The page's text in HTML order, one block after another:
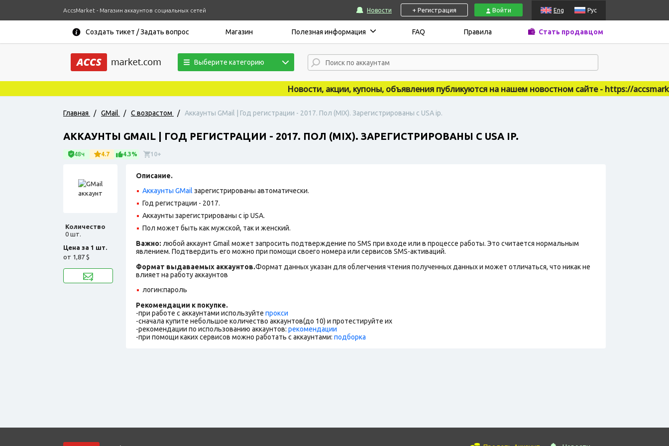
AccsMarket - Магазин аккаунтов социальных сетей Новости + Регистрация Войти Eng Рус
Создать тикет / Задать вопрос Магазин Полезная информация FAQ Правила Стать продавцом
Выберите категорию
Новости, акции, купоны, объявления публикуются на нашем новостном сайте - https://
Главная / GMail / С возрастом / Аккаунты GMail | Год регистрации - 2017. Пол (MIX). Зарегистрированы с USA ip.
АККАУНТЫ GMAIL | ГОД РЕГИСТРАЦИИ - 2017. ПОЛ (MIX). ЗАРЕГИСТРИРОВАНЫ С USA IP.
48ч 4.7 4.3% 10+
Количество
0 шт.
Цена за 1 шт.
от 1,87 $
Описание.
Аккаунты GMail зарегистрированы автоматически.
Год регистрации - 2017.
Аккаунты зарегистрированы с ip USA.
Пол может быть как мужской, так и женский.
Важно: любой аккаунт Gmail может запросить подтверждение по SMS при входе или в процессе работы. Это считается нормальным
явлением. Подтвердить его можно при помощи своего номера или сервисов SMS-активаций.
Формат выдаваемых аккаунтов.Формат данных указан для облегчения чтения полученных данных и может отличаться, что никак не
влияет на работу аккаунтов
логин:пароль
Рекомендации к покупке.
-при работе с аккаунтами используйте прокси
-сначала купите небольшое количество аккаунтов(до 10) и протестируйте их
-рекомендации по использованию аккаунтов: рекомендации
-при помощи каких сервисов можно работать с аккаунтами: подборка